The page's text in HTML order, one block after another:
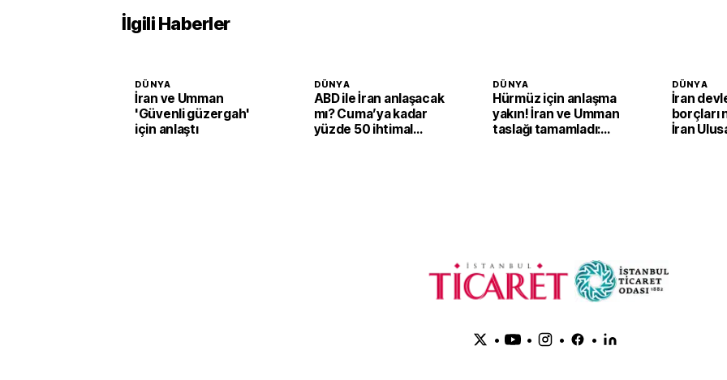
İlgili Haberler
DÜNYA
İran ve Umman
'Güvenli güzergah'
için anlaştı
DÜNYA
ABD ile İran anlaşacak
mı? Cuma’ya kadar
yüzde 50 ihtimal
DÜNYA
Hürmüz için anlaşma
yakın! İran ve Umman
taslağı tamamladı:
DÜNYA
İran
borçları
İran
• • • •